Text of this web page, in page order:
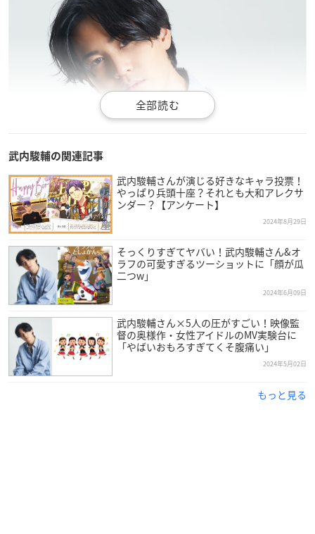
（引用：81プロデュース公式サイト）
武内駿輔の関連記事
武内駿輔さんが演じる好きなキャラ投票！
やっぱり兵頭十座？それとも大和アレクサ
ンダー？【アンケート】
2024年8月29日
そっくりすぎてヤバい！武内駿輔さん&オ
ラフの可愛すぎるツーショットに「顔が瓜
二つw」
2024年6月09日
武内駿輔さん×5人の圧がすごい！映像監
督の奥様作・女性アイドルのMV実験台に
「やばいおもろすぎてくそ腹痛い」
2024年5月02日
もっと見る